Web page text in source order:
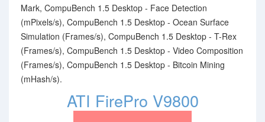
Mark, CompuBench 1.5 Desktop - Face Detection
(mPixels/s), CompuBench 1.5 Desktop - Ocean Surface
Simulation (Frames/s), CompuBench 1.5 Desktop - T-Rex
(Frames/s), CompuBench 1.5 Desktop - Video Composition
(Frames/s), CompuBench 1.5 Desktop - Bitcoin Mining
(mHash/s).
ATI FirePro V9800